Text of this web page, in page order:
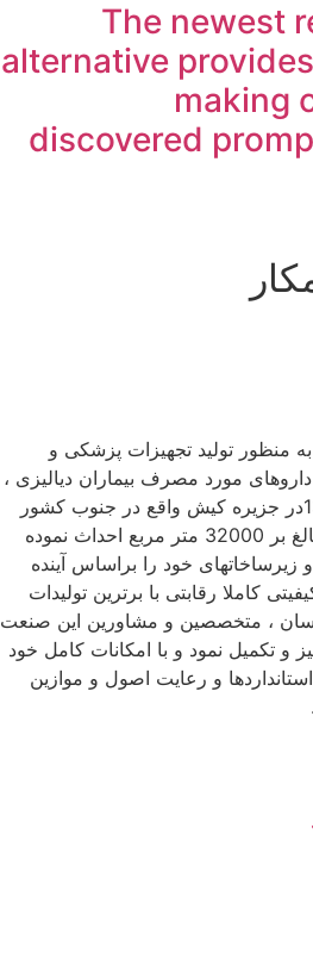
The newest
alternative
making
discovered
تولید تجهیزات پزشکی و
مورد مصرف بیماران دیالیزی ،
کارخانه خود را در سال 1389در جزیره کیش واقع در جنوب کشور
ایران در زمینی به مساحت بالغ بر 32000 متر مربع احداث نموده
زیرساخاتهای خود را براساس آینده
کاملا رقابتی با برترین تولیدات
، متخصصین و مشاورین این صنعت
و تکمیل نمود و با امکانات کامل خود
و رعایت اصول و موازین